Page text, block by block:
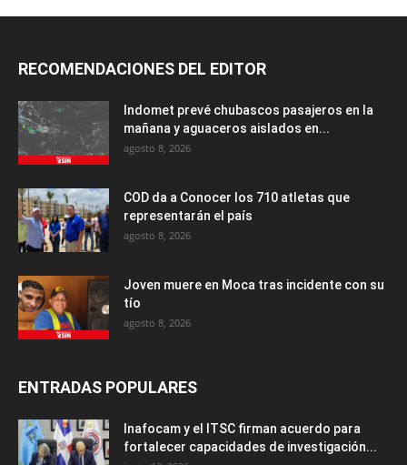
RECOMENDACIONES DEL EDITOR
Indomet prevé chubascos pasajeros en la
mañana y aguaceros aislados en...
agosto 8, 2026
COD da a Conocer los 710 atletas que
representarán el país
agosto 8, 2026
Joven muere en Moca tras incidente con su
tío
agosto 8, 2026
ENTRADAS POPULARES
Inafocam y el ITSC firman acuerdo para
fortalecer capacidades de investigación...